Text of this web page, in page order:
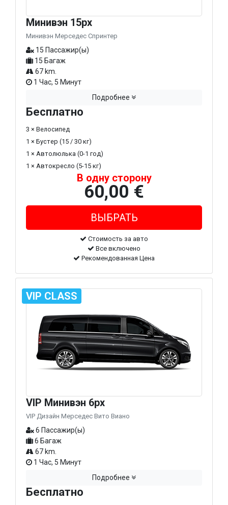
Минивэн 15px
Минивэн Мерседес Спринтер
15 Пассажир(ы)
15 Багаж
67 km.
1 Час, 5 Минут
Подробнее
Бесплатно
3 × Велосипед
1 × Бустер (15 / 30 кг)
1 × Автолюлька (0-1 год)
1 × Автокресло (5-15 кг)
В одну сторону
60,00 €
Стоимость за авто
Все включено
Рекомендованная Цена
VIP CLASS
VIP Минивэн 6px
VIP Дизайн Мерседес Вито Виано
6 Пассажир(ы)
6 Багаж
67 km.
1 Час, 5 Минут
Подробнее
Бесплатно